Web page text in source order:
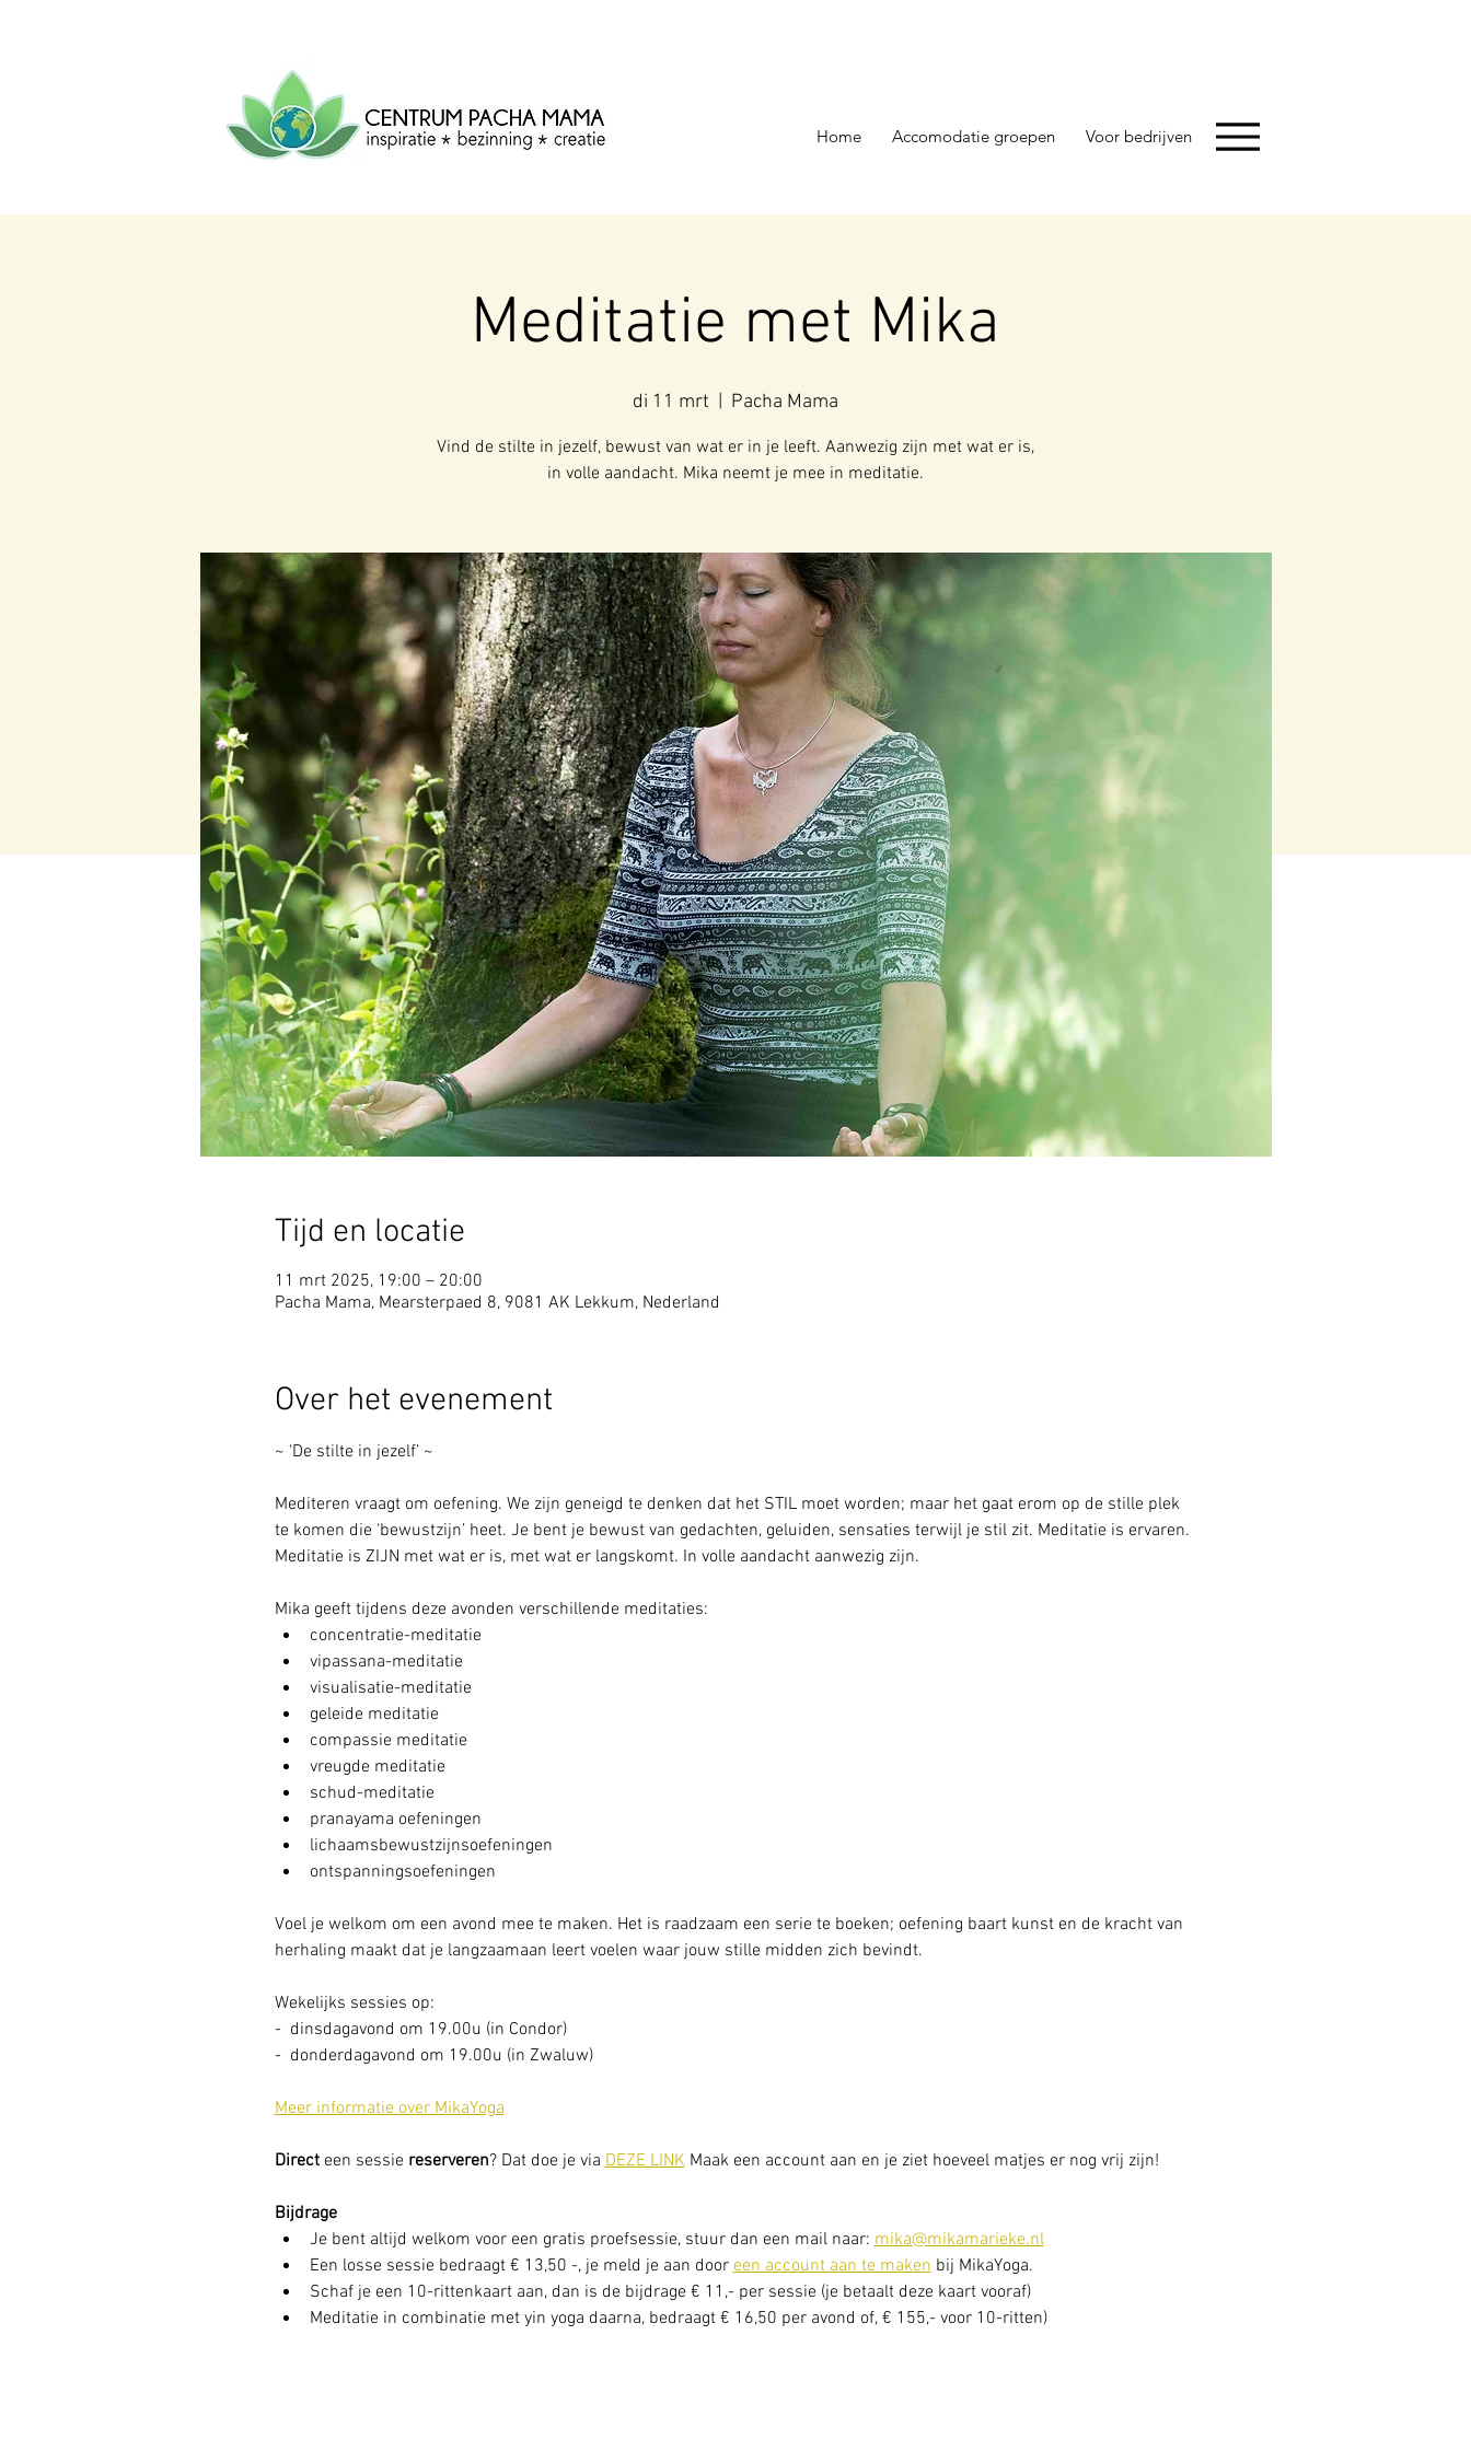
CENTRUM
PACHA
MAMA Centrum voor inspiratie, bezinning &
creatie.
Home Accomodatie groepen Voor bedrijven
Meditatie met Mika
di 11 mrt Pacha Mama
Vind de stilte in jezelf, bewust van wat er in je leeft. Aanwezig zijn met wat er is,
in volle aandacht. Mika neemt je mee in meditatie.
Tijd en locatie
11 mrt 2025, 19:00 – 20:00
Pacha Mama, Mearsterpaed 8, 9081 AK Lekkum, Nederland
Over het evenement
~ ‘De stilte in jezelf’ ~
Mediteren vraagt om oefening. We zijn geneigd te denken dat het STIL moet worden; maar het gaat erom op de stille plek
te komen die ‘bewustzijn’ heet. Je bent je bewust van gedachten, geluiden, sensaties terwijl je stil zit. Meditatie is ervaren.
Meditatie is ZIJN met wat er is, met wat er langskomt. In volle aandacht aanwezig zijn.
Mika geeft tijdens deze avonden verschillende meditaties:
concentratie-meditatie
vipassana-meditatie
visualisatie-meditatie
geleide meditatie
compassie meditatie
vreugde meditatie
schud-meditatie
pranayama oefeningen
lichaamsbewustzijnsoefeningen
ontspanningsoefeningen
Voel je welkom om een avond mee te maken. Het is raadzaam een serie te boeken; oefening baart kunst en de kracht van
herhaling maakt dat je langzaamaan leert voelen waar jouw stille midden zich bevindt.
Wekelijks sessies op:
-  dinsdagavond om 19.00u (in Condor)
-  donderdagavond om 19.00u (in Zwaluw)
Meer informatie over MikaYoga
Direct een sessie reserveren? Dat doe je via DEZE LINK Maak een account aan en je ziet hoeveel matjes er nog vrij zijn!
Bijdrage
Je bent altijd welkom voor een gratis proefsessie, stuur dan een mail naar: mika@mikamarieke.nl
Een losse sessie bedraagt € 13,50 -, je meld je aan door een account aan te maken bij MikaYoga.
Schaf je een 10-rittenkaart aan, dan is de bijdrage € 11,- per sessie (je betaalt deze kaart vooraf)
Meditatie in combinatie met yin yoga daarna, bedraagt € 16,50 per avond of, € 155,- voor 10-ritten)